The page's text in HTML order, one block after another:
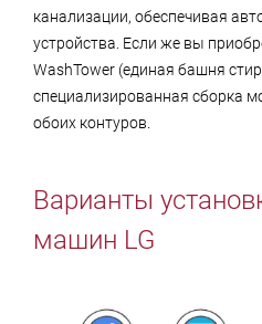
канализации, обеспечивая
устройства. Если же вы
WashTower (единая башня
специализированная сборка
обоих контуров.
Варианты
машин LG